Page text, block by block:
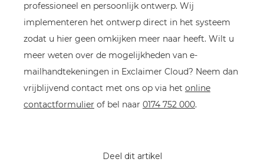
professioneel en persoonlijk ontwerp. Wij
implementeren het ontwerp direct in het systeem
zodat u hier geen omkijken meer naar heeft. Wilt u
meer weten over de mogelijkheden van e-
mailhandtekeningen in Exclaimer Cloud? Neem dan
vrijblijvend contact met ons op via het online
contactformulier of bel naar 0174 752 000.
Deel dit artikel